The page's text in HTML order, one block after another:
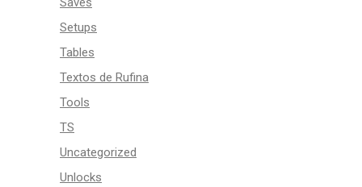
Setups
Tables
Textos de Rufina
Tools
TS
Uncategorized
Unlocks